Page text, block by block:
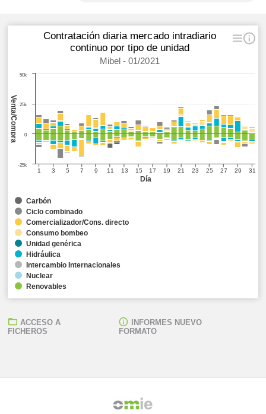
Día
Venta/Compra
Contratación diaria mercado intradiario
continuo por tipo de unidad
Mibel - 01/2021
1 3 5 7 9 11 13 15 17 19 21 23 25 27 29 31
0
-25k
25k
50k
Carbón
Ciclo combinado
Comercializador/Cons. directo
Consumo bombeo
Unidad genérica
Hidráulica
Intercambio Internacionales
Nuclear
Renovables
ACCESO A
FICHEROS
INFORMES NUEVO
FORMATO